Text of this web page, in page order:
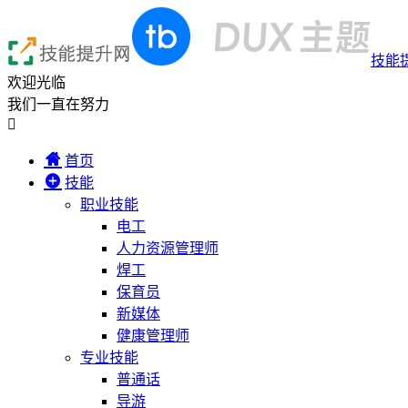
技能
欢迎光临
我们一直在努力

首页
技能
职业技能
电工
人力资源管理师
焊工
保育员
新媒体
健康管理师
专业技能
普通话
导游